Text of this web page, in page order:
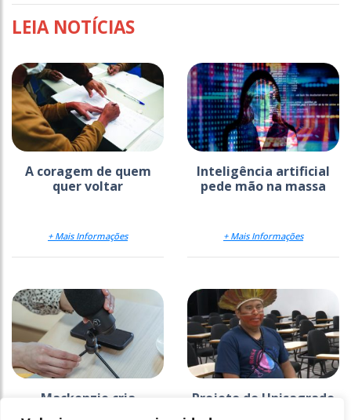
LEIA NOTÍCIAS
A coragem de quem
quer voltar
+ Mais Informações
Inteligência artificial
pede mão na massa
+ Mais Informações
Mackenzie cria
Projeto do Unisagrado